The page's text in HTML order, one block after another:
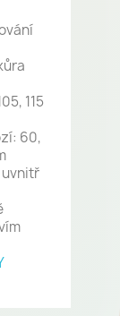
115
60,
uvnitř